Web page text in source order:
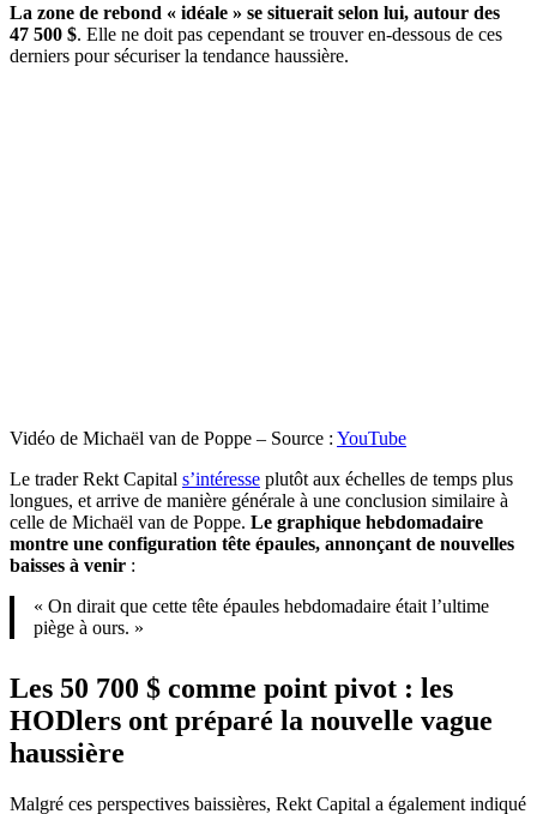
La zone de rebond « idéale » se situerait selon lui, autour des
47 500 $. Elle ne doit pas cependant se trouver en-dessous de ces
derniers pour sécuriser la tendance haussière.
Vidéo de Michaël van de Poppe – Source : YouTube
Le trader Rekt Capital s’intéresse plutôt aux échelles de temps plus
longues, et arrive de manière générale à une conclusion similaire à
celle de Michaël van de Poppe. Le graphique hebdomadaire
montre une configuration tête épaules, annonçant de nouvelles
baisses à venir :
« On dirait que cette tête épaules hebdomadaire était l’ultime
piège à ours. »
Les 50 700 $ comme point pivot : les
HODlers ont préparé la nouvelle vague
haussière
Malgré ces perspectives baissières, Rekt Capital a également indiqué